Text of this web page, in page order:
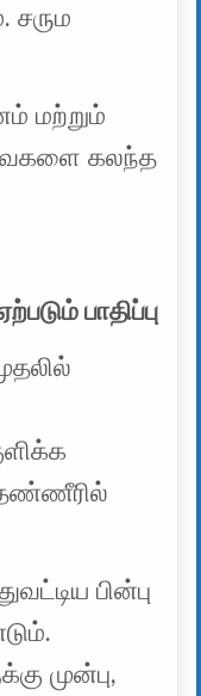
சரும
மற்றும்
கலந்த
பாதிப்பு
தண்ணீரில்
பின்பு
முன்பு,